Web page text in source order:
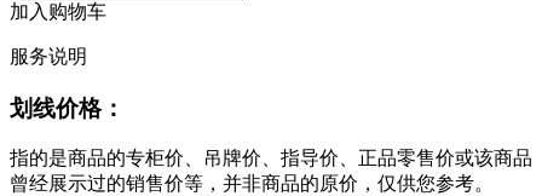
加入购物车
服务说明
划线价格：
指的是商品的专柜价、吊牌价、指导价、正品零售价或该商品
曾经展示过的销售价等，并非商品的原价，仅供您参考。